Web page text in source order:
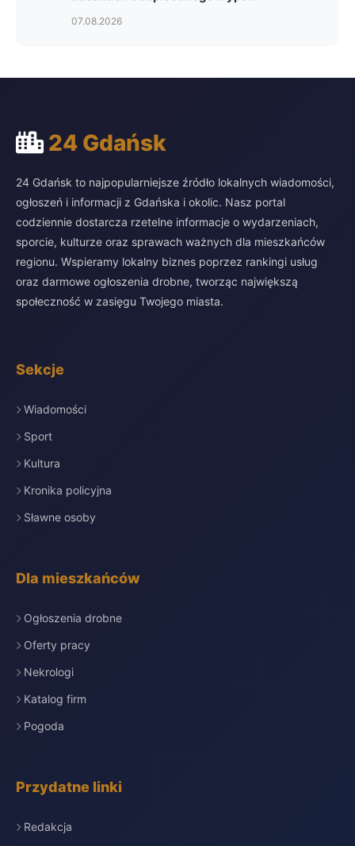
07.08.2026
24 Gdańsk
24 Gdańsk to najpopularniejsze źródło lokalnych wiadomości,
ogłoszeń i informacji z Gdańska i okolic. Nasz portal
codziennie dostarcza rzetelne informacje o wydarzeniach,
sporcie, kulturze oraz sprawach ważnych dla mieszkańców
regionu. Wspieramy lokalny biznes poprzez rankingi usług
oraz darmowe ogłoszenia drobne, tworząc największą
społeczność w zasięgu Twojego miasta.
Sekcje
Wiadomości
Sport
Kultura
Kronika policyjna
Sławne osoby
Dla mieszkańców
Ogłoszenia drobne
Oferty pracy
Nekrologi
Katalog firm
Pogoda
Przydatne linki
Redakcja